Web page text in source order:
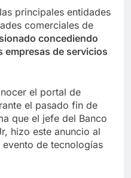
principales entidades
comerciales de
concediendo
empresas de servicios
el portal de
el pasado fin de
que el jefe del Banco
hizo este anuncio al
de tecnologías